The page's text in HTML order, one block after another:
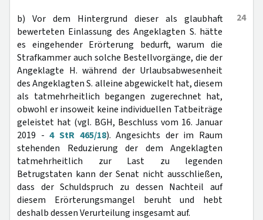
24
b) Vor dem Hintergrund dieser als glaubhaft
bewerteten Einlassung des Angeklagten S. hätte
es eingehender Erörterung bedurft, warum die
Strafkammer auch solche Bestellvorgänge, die der
Angeklagte H. während der Urlaubsabwesenheit
des Angeklagten S. alleine abgewickelt hat, diesem
als tatmehrheitlich begangen zugerechnet hat,
obwohl er insoweit keine individuellen Tatbeiträge
geleistet hat (vgl. BGH, Beschluss vom 16. Januar
2019 -4 StR 465/18). Angesichts der im Raum
stehenden Reduzierung der dem Angeklagten
tatmehrheitlich zur Last zu legenden
Betrugstaten kann der Senat nicht ausschließen,
dass der Schuldspruch zu dessen Nachteil auf
diesem Erörterungsmangel beruht und hebt
deshalb dessen Verurteilung insgesamt auf.